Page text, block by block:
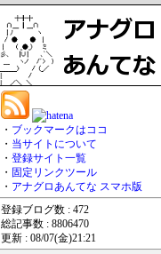
・ ブックマークはココ
・ 当サイトについて
・ 登録サイト一覧
・ 固定リンクツール
・ アナグロあんてな スマホ版
登録ブログ数 : 472
総記事数 : 8806470
更新 : 08/07(金)21:21